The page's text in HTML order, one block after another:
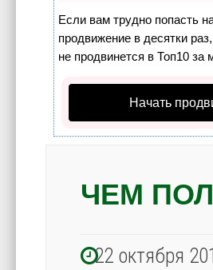
Если вам трудно попасть
продвижение в десятки
не продвинется в Топ10 за
Начать
ЧЕМ
22 октября